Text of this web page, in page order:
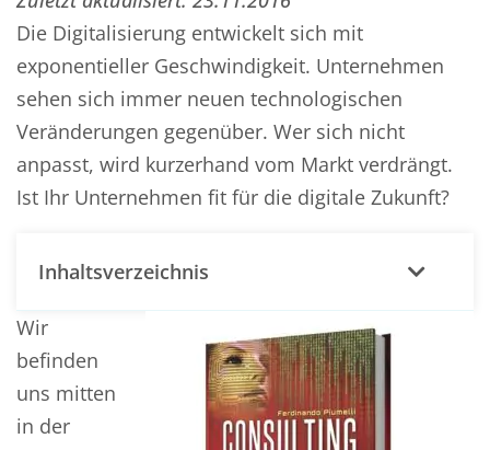
Die Digitalisierung entwickelt sich mit
exponentieller Geschwindigkeit. Unternehmen
sehen sich immer neuen technologischen
Veränderungen gegenüber. Wer sich nicht
anpasst, wird kurzerhand vom Markt verdrängt.
Ist Ihr Unternehmen fit für die digitale Zukunft?
Inhaltsverzeichnis
Wir
befinden
uns mitten
in der